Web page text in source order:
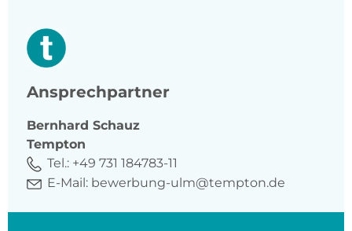
Ansprechpartner
Bernhard Schauz
Tempton
Tel.: +49 731 184783-11
E-Mail: bewerbung-ulm@tempton.de